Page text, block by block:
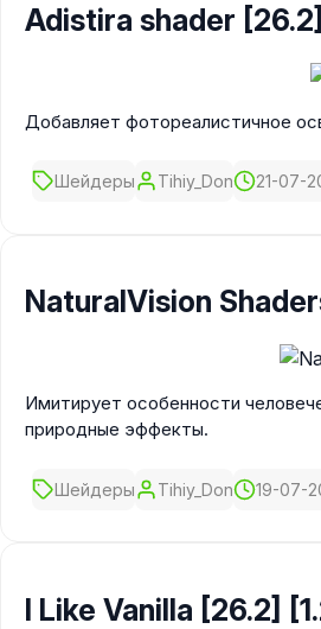
Adistira shader [26.2]
Добавляет фотореалистичное
Шейдеры Tihiy_Don 21-07-
NaturalVision
Имитирует особенности
природные эффекты.
Шейдеры Tihiy_Don 19-07-
I Like Vanilla [26.2]